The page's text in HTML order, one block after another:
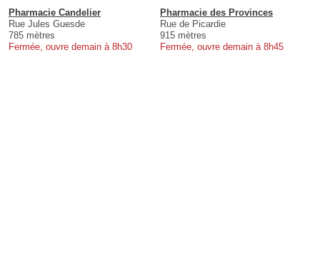
Pharmacie Candelier
Rue Jules Guesde
785 mètres
Fermée, ouvre demain à 8h30
Pharmacie des Provinces
Rue de Picardie
915 mètres
Fermée, ouvre demain à 8h45